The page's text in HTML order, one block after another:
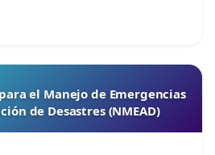
el Manejo de Emergencias
de Desastres (NMEAD)